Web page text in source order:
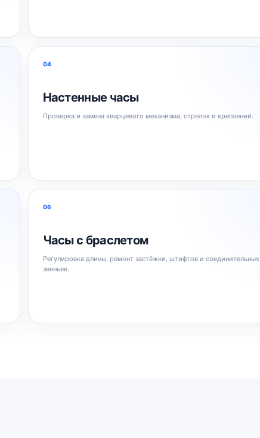
04
Настенные часы
Проверка и замена кварцевого механизма, стрелок и креплений.
06
Часы с браслетом
Регулировка длины, ремонт застёжки, штифтов и соединительных
звеньев.